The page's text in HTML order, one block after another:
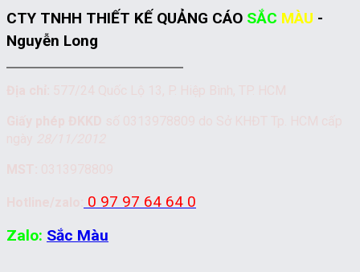
CTY TNHH THIẾT KẾ QUẢNG CÁO SẮC MÀU -
Nguyễn Long
0 97 97 64 64 0
Zalo: Sắc Màu